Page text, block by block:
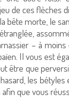
de ces flèches
bête morte, le
– à moins
Il vous est
être que
les
que vous